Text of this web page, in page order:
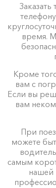
время.
Кроме
вам с
Если вы
вам
При
можете
самым
нашей